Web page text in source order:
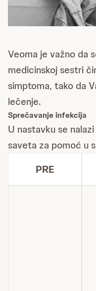
Veoma je važno da
medicinskoj sestri
simptoma, tako da
lečenje.
Sprečavanje infekcija
U nastavku se
saveta za pomoć u
PRE